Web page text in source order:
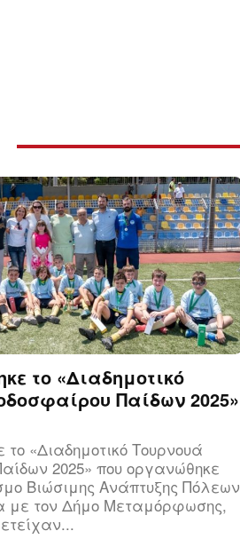
το «Διαδημοτικό
Παίδων 2025»
«Διαδημοτικό Τουρνουά
2025» που οργανώθηκε
Βιώσιμης Ανάπτυξης Πόλεων
με τον Δήμο Μεταμόρφωσης,